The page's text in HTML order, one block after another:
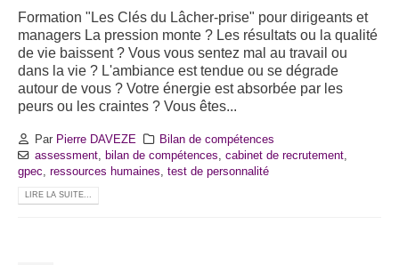
Formation "Les Clés du Lâcher-prise" pour dirigeants et
managers La pression monte ? Les résultats ou la qualité
de vie baissent ? Vous vous sentez mal au travail ou
dans la vie ? L'ambiance est tendue ou se dégrade
autour de vous ? Votre énergie est absorbée par les
peurs ou les craintes ? Vous êtes...
Par Pierre DAVEZE
Bilan de compétences
assessment, bilan de compétences cabinet de recrutement,
gpec
ressources humaines test de personnalité
LIRE LA SUITE...